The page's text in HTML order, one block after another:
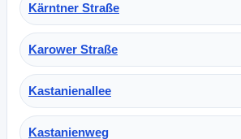
Kärntner Straße
Karower Straße
Kastanienallee
Kastanienweg